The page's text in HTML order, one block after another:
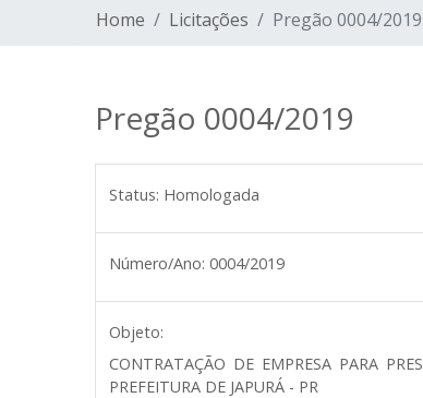
Home Licitações Pregão 0004/2019
Pregão 0004/2019
Status: Homologada
Número/Ano: 0004/2019
Objeto:
CONTRATAÇÃO DE EMPRESA PARA
PREFEITURA DE JAPURÁ - PR